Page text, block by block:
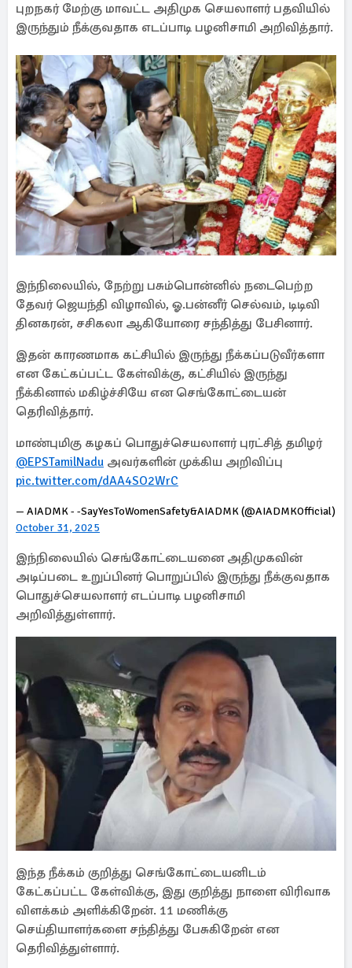
புறநகர் மேற்கு மாவட்ட அதிமுக செயலாளர் பதவியில்
இருந்தும் நீக்குவதாக எடப்பாடி பழனிசாமி அறிவித்தார்.
இந்நிலையில், நேற்று பசும்பொன்னில் நடைபெற்ற
தேவர் ஜெயந்தி விழாவில், ஓ.பன்னீர் செல்வம், டிடிவி
தினகரன், சசிகலா ஆகியோரை சந்தித்து பேசினார்.
இதன் காரணமாக கட்சியில் இருந்து நீக்கப்படுவீர்களா
என கேட்கப்பட்ட கேள்விக்கு, கட்சியில் இருந்து
நீக்கினால் மகிழ்ச்சியே என செங்கோட்டையன்
தெரிவித்தார்.
மாண்புமிகு கழகப் பொதுச்செயலாளர் புரட்சித் தமிழர்
@EPSTamilNadu அவர்களின் முக்கிய அறிவிப்பு
pic.twitter.com/dAA4SO2WrC
— AIADMK - -SayYesToWomenSafety&AIADMK (@AIADMKOfficial)
October 31, 2025
இந்நிலையில் செங்கோட்டையனை அதிமுகவின்
அடிப்படை உறுப்பினர் பொறுப்பில் இருந்து நீக்குவதாக
பொதுச்செயலாளர் எடப்பாடி பழனிசாமி
அறிவித்துள்ளார்.
இந்த நீக்கம் குறித்து செங்கோட்டையனிடம்
கேட்கப்பட்ட கேள்விக்கு, இது குறித்து நாளை விரிவாக
விளக்கம் அளிக்கிறேன். 11 மணிக்கு
செய்தியாளர்களை சந்தித்து பேசுகிறேன் என
தெரிவித்துள்ளார்.